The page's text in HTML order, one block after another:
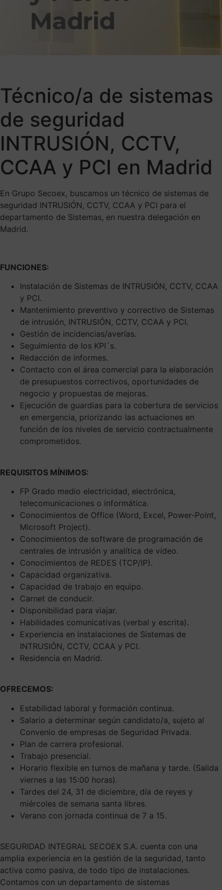
Madrid
Técnico/a de sistemas
de seguridad
INTRUSIÓN, CCTV,
CCAA y PCI en Madrid
En Grupo Secoex, buscamos un técnico de sistemas de
seguridad INTRUSIÓN, CCTV, CCAA y PCI para el
departamento de Sistemas, en nuestra delegación en
Madrid.
FUNCIONES:
Instalación de Sistemas de INTRUSIÓN, CCTV, CCAA
y PCI.
Mantenimiento preventivo y correctivo de Sistemas
de intrusión, INTRUSIÓN, CCTV, CCAA y PCI.
Gestión de incidencias/averías.
Seguimiento de los KPI´s.
Redacción de informes.
Contacto con el área comercial para la elaboración
de presupuestos correctivos, oportunidades de
negocio y propuestas de mejoras.
Ejecución de guardias para la cobertura de servicios
en emergencia, priorizando las actuaciones en
función de los niveles de servicio contractualmente
comprometidos.
REQUISITOS MÍNIMOS:
FP Grado medio electricidad, electrónica,
telecomunicaciones o informática.
Conocimientos de Office (Word, Excel, Power-Point,
Microsoft Project).
Conocimientos de software de programación de
centrales de intrusión y analítica de vídeo.
Conocimientos de REDES (TCP/IP).
Capacidad organizativa.
Capacidad de trabajo en equipo.
Carnet de conducir.
Disponibilidad para viajar.
Habilidades comunicativas (verbal y escrita).
Experiencia en instalaciones de Sistemas de
INTRUSIÓN, CCTV, CCAA y PCI.
Residencia en Madrid.
OFRECEMOS:
Estabilidad laboral y formación continua.
Salario a determinar según candidato/a, sujeto al
Convenio de empresas de Seguridad Privada.
Plan de carrera profesional.
Trabajo presencial.
Horario flexible en turnos de mañana y tarde. (Salida
viernes a las 15:00 horas).
Tardes del 24, 31 de diciembre, día de reyes y
miércoles de semana santa libres.
Verano con jornada continua de 7 a 15.
SEGURIDAD INTEGRAL SECOEX S.A. cuenta con una
amplia experiencia en la gestión de la seguridad, tanto
activa como pasiva, de todo tipo de instalaciones.
Contamos con un departamento de sistemas